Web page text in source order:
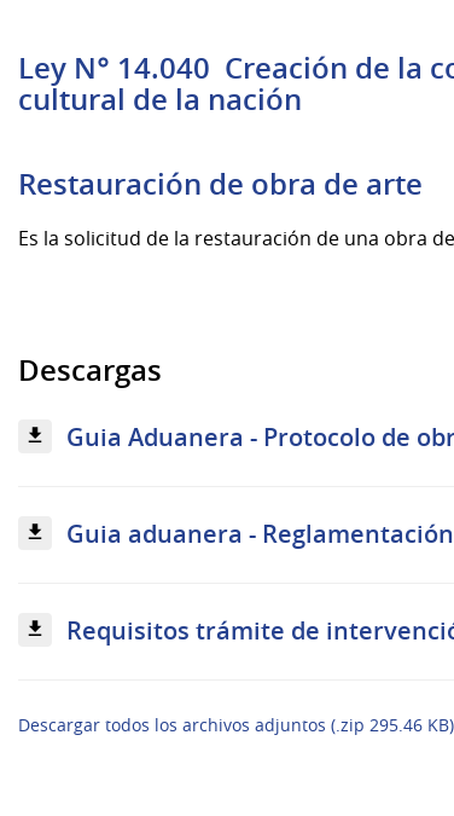
Ley N° 14.040 Creación de
cultural de la nación
Restauración de obra de arte
Es la solicitud de la restauración de una obra
Descargas
Guia Aduanera - Protocolo de
Guia aduanera -
Requisitos trámite de
Descargar todos los archivos adjuntos (.zip 295.46 KB)